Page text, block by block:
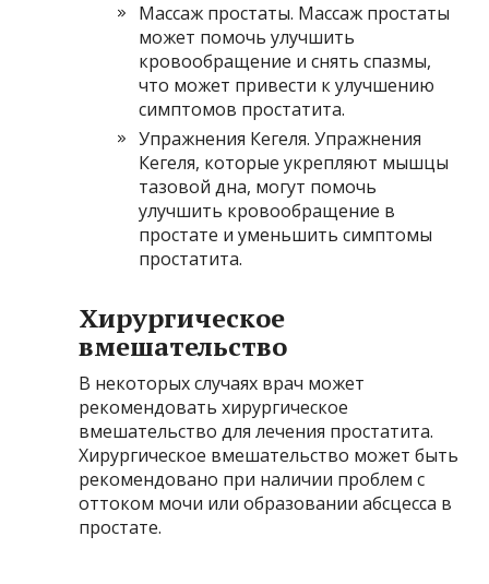
Массаж простаты. Массаж простаты
может помочь улучшить
кровообращение и снять спазмы,
что может привести к улучшению
симптомов простатита.
Упражнения Кегеля. Упражнения
Кегеля, которые укрепляют мышцы
тазовой дна, могут помочь
улучшить кровообращение в
простате и уменьшить симптомы
простатита.
Хирургическое
вмешательство
В некоторых случаях врач может
рекомендовать хирургическое
вмешательство для лечения простатита.
Хирургическое вмешательство может быть
рекомендовано при наличии проблем с
оттоком мочи или образовании абсцесса в
простате.